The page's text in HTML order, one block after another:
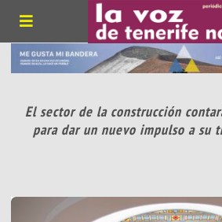
El sector de la construcción
para dar un nuevo impulso a su